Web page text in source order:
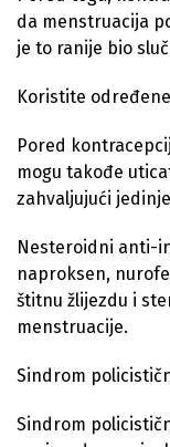
da menstruacija
je to ranije bio
Koristite
Pored
mogu takođe
zahvaljujući
Nesteroidni anti-
naproksen,
štitnu žlijezdu i
menstruacije.
Sindrom
Sindrom